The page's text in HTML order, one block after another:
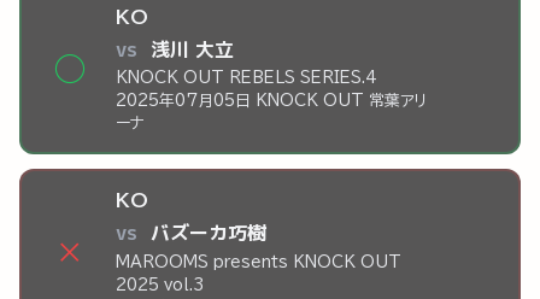
◯
KO
vs 浅川 大立
KNOCK OUT REBELS SERIES.4
2025年07月05日 KNOCK OUT 常葉アリ
ーナ
×
KO
vs バズーカ巧樹
MAROOMS presents KNOCK OUT
2025 vol.3